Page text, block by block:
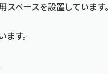
ペースを設置しています。
す。